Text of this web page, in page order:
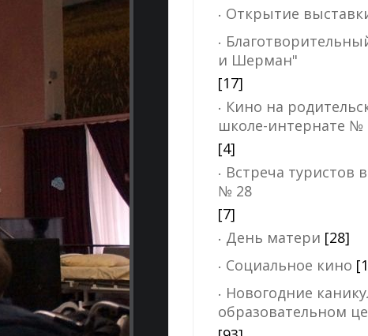
Открытие
и Шерман"
[17]
Кино на
школе-интернате №
[4]
Встреча туристов
№ 28
[7]
День матери [28]
Социальное кино
Новогодние
образовательном